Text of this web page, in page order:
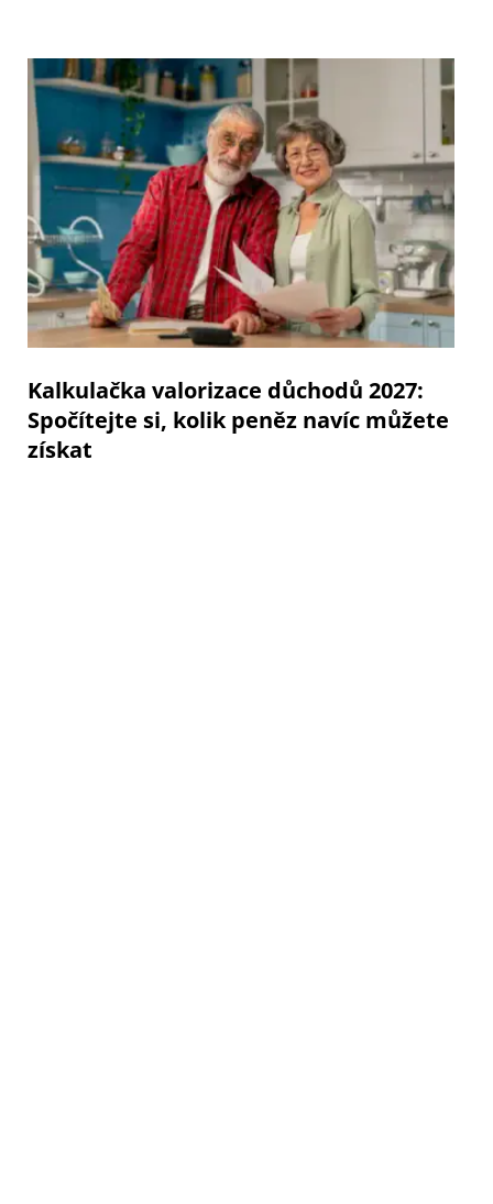
Kalkulačka valorizace důchodů 2027:
Spočítejte si, kolik peněz navíc můžete
získat